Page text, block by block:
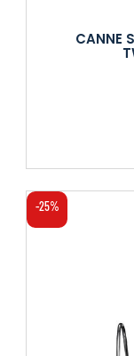
CANNE
-25%